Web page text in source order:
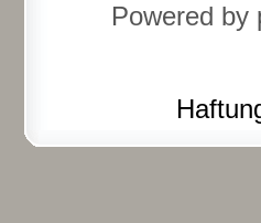
Powered by